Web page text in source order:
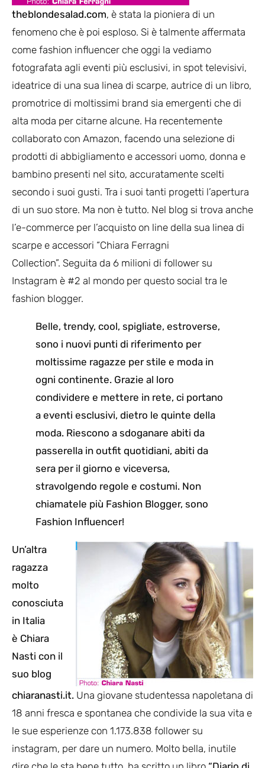
theblondesalad.com, è stata la pioniera di un
fenomeno che è poi esploso. Si è talmente affermata
come fashion influencer che oggi la vediamo
fotografata agli eventi più esclusivi, in spot televisivi,
ideatrice di una sua linea di scarpe, autrice di un libro,
promotrice di moltissimi brand sia emergenti che di
alta moda per citarne alcune. Ha recentemente
collaborato con Amazon, facendo una selezione di
prodotti di abbigliamento e accessori uomo, donna e
bambino presenti nel sito, accuratamente scelti
secondo i suoi gusti. Tra i suoi tanti progetti l’apertura
di un suo store. Ma non è tutto. Nel blog si trova anche
l’e-commerce per l’acquisto on line della sua linea di
scarpe e accessori “Chiara Ferragni
Collection”. Seguita da 6 milioni di follower su
Instagram è #2 al mondo per questo social tra le
fashion blogger.
Belle, trendy, cool, spigliate, estroverse,
sono i nuovi punti di riferimento per
moltissime ragazze per stile e moda in
ogni continente. Grazie al loro
condividere e mettere in rete, ci portano
a eventi esclusivi, dietro le quinte della
moda. Riescono a sdoganare abiti da
passerella in outfit quotidiani, abiti da
sera per il giorno e viceversa,
stravolgendo regole e costumi. Non
chiamatele più Fashion Blogger, sono
Fashion Influencer!
Un’altra
ragazza
molto
conosciuta
in Italia
è Chiara
Nasti con il
suo blog
chiaranasti.it. Una giovane studentessa napoletana di
18 anni fresca e spontanea che condivide la sua vita e
le sue esperienze con 1.173.838 follower su
instagram, per dare un numero. Molto bella, inutile